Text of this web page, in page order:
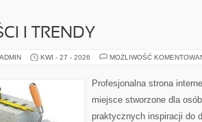
I TRENDY
KWI - 27 - 2026 MOŻLIWOŚĆ
Profesjonalna strona
miejsce stworzone dla
praktycznych inspiracji do